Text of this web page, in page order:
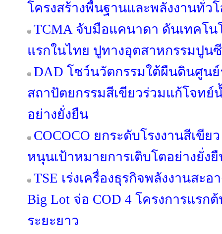
โครงสร้างพื้นฐานและพลังงานทั่ว
TCMA จับมือแคนาดา ดันเทคโน
แรกในไทย ปูทางอุตสาหกรรมปูนซี
DAD โชว์นวัตกรรมใต้ผืนดินศูน
สถาปัตยกรรมสีเขียวร่วมแก้โจท
อย่างยั่งยืน
COCOCO ยกระดับโรงงานสีเขี
หนุนเป้าหมายการเติบโตอย่างยั่ง
TSE เร่งเครื่องธุรกิจพลังงานสะ
Big Lot จ่อ COD 4 โครงการแรก
ระยะยาว